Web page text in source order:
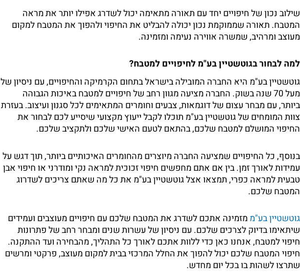
שילוב נכון של חיפויים יחד עם תאורה מתאימה יכול לשדרג אפילו יותר את מראה
המטבח. תאורה שממוקמת נכון יכולה להבליט את החיפוי ולהפוך את המטבח למקום
מעוצב ומרהיב, שמשרה אווירה נעימה ומזמינה.
למה לבחור בגוטשטיין בע"מ לחיפויים למטבח?
גוטשטיין בע"מ היא החברה המובילה בישראל בתחום הקרמיקה והחיפויים, עם ניסיון של
מעל 70 שנה בשוק. החברה מציעה מגוון רחב של חיפויים למטבח באיכות הגבוהה
ביותר, עם מבחר עצום של דוגמאות, צבעים וחומרים המתאימים לכל סגנון ועיצוב. בעזרת
צוות המומחים של גוטשטיין בע"מ תוכלו לקבל ייעוץ מקצועי שיסייע לכם לבחור את
החיפוי המושלם למטבח שלכם, בהתאם לטעם האישי שלכם ולתקציב שלכם.
בנוסף, כל החיפויים שמציעה החברה מיוצרים מהחומרים האיכותיים ביותר, תוך דגש על
עמידות לאורך זמן. בין אם אתם מחפשים חיפוי זכוכית למראה נקי ומודרני או חיפוי אבן
טבעית למראה כפרי, תמצאו אצל גוטשטיין בע"מ את כל מה שאתם צריכים לשדרוג
המטבח שלכם.
גוטשטיין בע"מ מזמינה אתכם לשדרג את המטבח שלכם עם חיפויים מעוצבים ועמידים
שיתאימו בדיוק לצרכים שלכם. עם ניסיון של עשרות שנים ומבחר רחב של פתרונות
חיפוי למטבח, אנחנו כאן כדי ללוות אתכם לאורך כל התהליך, מהבחירה ועד ההתקנה.
חיפוי המטבח שלכם יכול להפוך את החלל המרכזי בבית למקום מעוצב, פרקטי ומרשים
שתרצו לשהות בו בכל יום מחדש.